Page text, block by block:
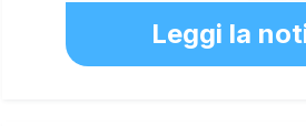
Leggi la